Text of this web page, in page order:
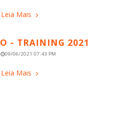
Leia Mais
O - TRAINING 2021
09/06/2021 07:43 PM
Leia Mais